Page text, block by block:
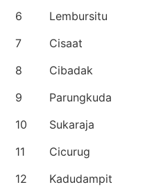
6
Lembursitu
7
Cisaat
8
Cibadak
9
Parungkuda
10
Sukaraja
11
Cicurug
12
Kadudampit